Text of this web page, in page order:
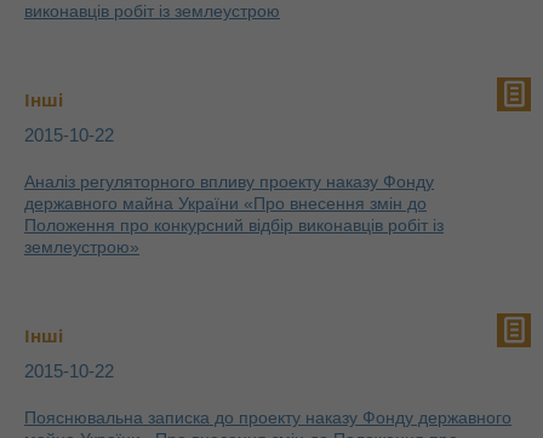
виконавців робіт із землеустрою
Інші
2015-10-22
Аналіз регуляторного впливу проекту наказу Фонду
державного майна України «Про внесення змін до
Положення про конкурсний відбір виконавців робіт із
землеустрою»
Інші
2015-10-22
Пояснювальна записка до проекту наказу Фонду державного